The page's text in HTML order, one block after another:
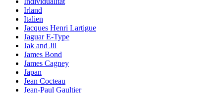
Irland
Italien
Jacques Henri Lartigue
Jaguar E-Type
Jak and Jil
James Bond
James Cagney
Japan
Jean Cocteau
Jean-Paul Gaultier